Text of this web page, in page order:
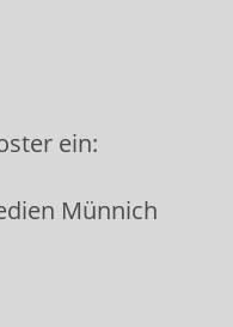
ein:
Münnich